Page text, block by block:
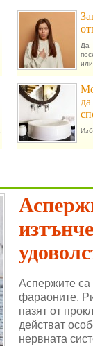
Да
Аспержите
фараоните.
пазят от
действат
нервната